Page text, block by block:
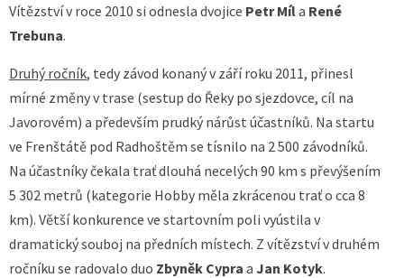
Vítězství v roce 2010 si odnesla dvojice Petr Míla René
Trebuna.
Druhý ročník, tedy závod konaný v září roku 2011, přinesl
mírné změny v trase (sestup do Řeky po sjezdovce, cíl na
Javorovém) a především prudký nárůst účastníků. Na startu
ve Frenštátě pod Radhoštěm se tísnilo na 2 500 závodníků.
Na účastníky čekala trať dlouhá necelých 90 km s převýšením
5 302 metrů (kategorie Hobby měla zkrácenou trať o cca 8
km). Větší konkurence ve startovním poli vyústila v
dramatický souboj na předních místech. Z vítězství v druhém
ročníku se radovalo duo Zbyněk Cypra a Jan Kotyk.